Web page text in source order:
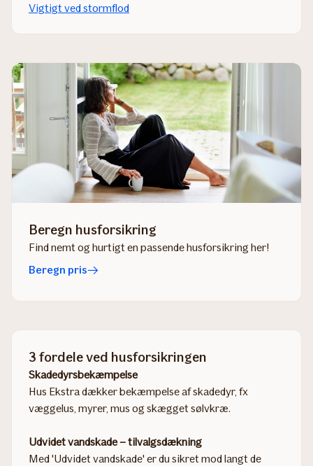
Vigtigt ved stormflod
Beregn husforsikring
Find nemt og hurtigt en passende husforsikring her!
Beregn pris
3 fordele ved husforsikringen
Skadedyrsbekæmpelse
Hus Ekstra dækker bekæmpelse af skadedyr, fx
væggelus, myrer, mus og skægget sølvkræ.
Udvidet vandskade – tilvalgsdækning
Med 'Udvidet vandskade' er du sikret mod langt de